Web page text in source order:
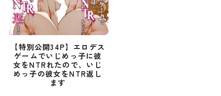
【特別公開34P】エロデス
ゲームでいじめっ子に彼
女をNTRれたので、いじ
めっ子の彼女をNTR返し
ます